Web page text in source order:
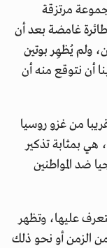
مرتزقة
غامضة بعد أن
ولم يُظهِر بوتين
أن نتوقع منه أن
من غزو روسيا
هي بمثابة تذكير
ضد المواطنين
عليها، وتظهر
من الزمن أو نحو ذلك